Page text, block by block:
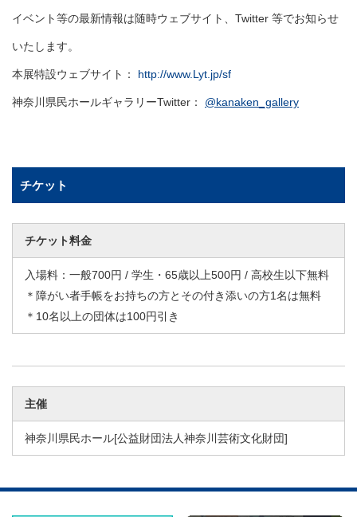
イベント等の最新情報は随時ウェブサイト、 Twitter 等でお知らせ
いたします。
本展特設ウェブサイト： http://www.Lyt.jp/sf
神奈川県民ホールギャラリーTwitter： @kanaken_gallery
チケット
チケット料金
入場料：一般700円 / 学生・65歳以上500円 / 高校生以下無料
＊障がい者手帳をお持ちの方とその付き添いの方1名は無料
＊10名以上の団体は100円引き
主催
神奈川県民ホール[公益財団法人神奈川芸術文化財団]